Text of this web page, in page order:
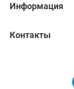
Информация
Контакты